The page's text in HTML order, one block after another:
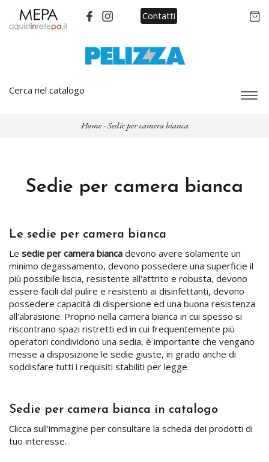
Contatti
Cerca nel catalogo
Home-Sedie per camera bianca
Sedie per camera bianca
Le sedie per camera bianca
Le sedie per camera bianca devono avere solamente un
minimo degassamento, devono possedere una superficie il
più possibile liscia, resistente all'attrito e robusta, devono
essere facili dal pulire e resistenti ai disinfettanti, devono
possedere capacità di dispersione ed una buona resistenza
all'abrasione. Proprio nella camera bianca in cui spesso si
riscontrano spazi ristretti ed in cui frequentemente più
operatori condividono una sedia, è importante che vengano
messe a disposizione le sedie giuste, in grado anche di
soddisfare tutti i requisiti stabiliti per legge.
Sedie per camera bianca in catalogo
Clicca sull'immagine per consultare la scheda dei prodotti di
tuo interesse.